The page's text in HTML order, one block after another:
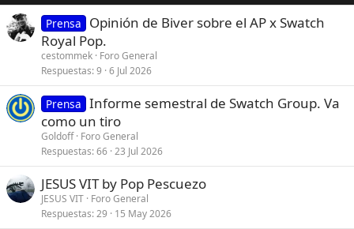
e
s
:
Prensa
Opinión de Biver sobre el AP x Swatch
Royal Pop.
cestommek Foro General
Respuestas 9 6 Jul 2026
Prensa Informe semestral de Swatch Group. Va
como un tiro
Goldoff Foro General
Respuestas 66 23 Jul 2026
JESUS VIT by Pop Pescuezo
JESUS VIT Foro General
Respuestas 29 15 May 2026